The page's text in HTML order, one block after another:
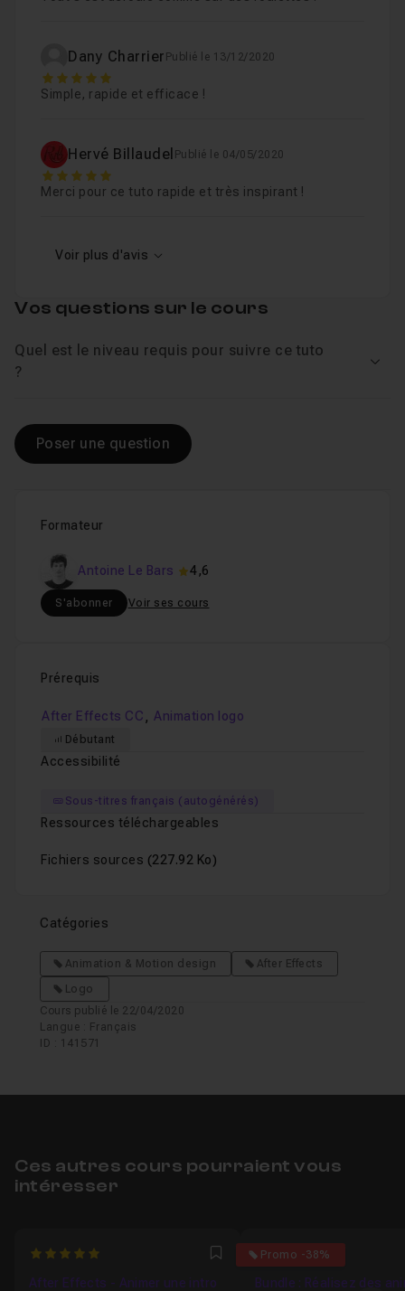
Dany Charrier Publié le 13/12/2020
5
Simple, rapide et efficace !
Hervé Billaudel Publié le 04/05/2020
5
Merci pour ce tuto rapide et très inspirant !
Voir plus d'avis
Formateur
Antoine Le Bars 4,6
S'abonner Voir ses cours
Prérequis
After Effects CC , Animation logo
Débutant
Accessibilité
Sous-titres français (autogénérés)
Ressources téléchargeables
Fichiers sources (227.92 Ko)
Catégories
Animation & Motion design
After Effects
Logo
Cours publié le 22/04/2020
Langue : Français
ID : 141571
Vos questions sur le cours
Quel est le niveau requis pour suivre ce tuto
?
Poser une question
Ces autres cours pourraient vous
intéresser
5 Favori
After Effects - Animer une intro
Promo -38%
4
Bundle : Réalisez des